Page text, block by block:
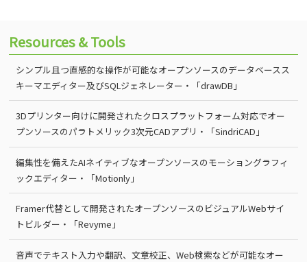
Resources & Tools
シンプル且つ直感的な操作が可能なオープンソースのデータベースス
キーマエディター及びSQLジェネレーター・「drawDB」
3Dプリンター向けに開発されたクロスプラットフォーム対応でオー
プンソースのパラトメリック3次元CADアプリ・「SindriCAD」
編集性を備えたAIネイティブなオープンソースのモーショングラフィ
ックエディター・「Motionly」
Framer代替として開発されたオープンソースのビジュアルWebサイ
トビルダー・「Revyme」
音声でテキスト入力や翻訳、文章校正、Web検索などが可能なオー